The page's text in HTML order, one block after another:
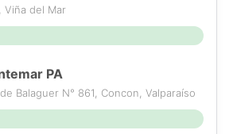
Viña del Mar
PA
Balaguer N° 861, Concon, Valparaíso